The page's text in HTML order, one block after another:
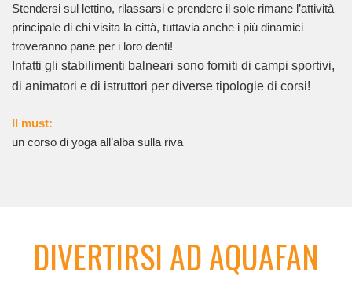
Stendersi sul lettino, rilassarsi e prendere il sole rimane l’attività
principale di chi visita la città, tuttavia anche i più dinamici
troveranno pane per i loro denti!
Infatti gli stabilimenti balneari sono forniti di campi sportivi,
di animatori e di istruttori per diverse tipologie di corsi!
Il must:
un corso di yoga all’alba sulla riva
DIVERTIRSI AD AQUAFAN